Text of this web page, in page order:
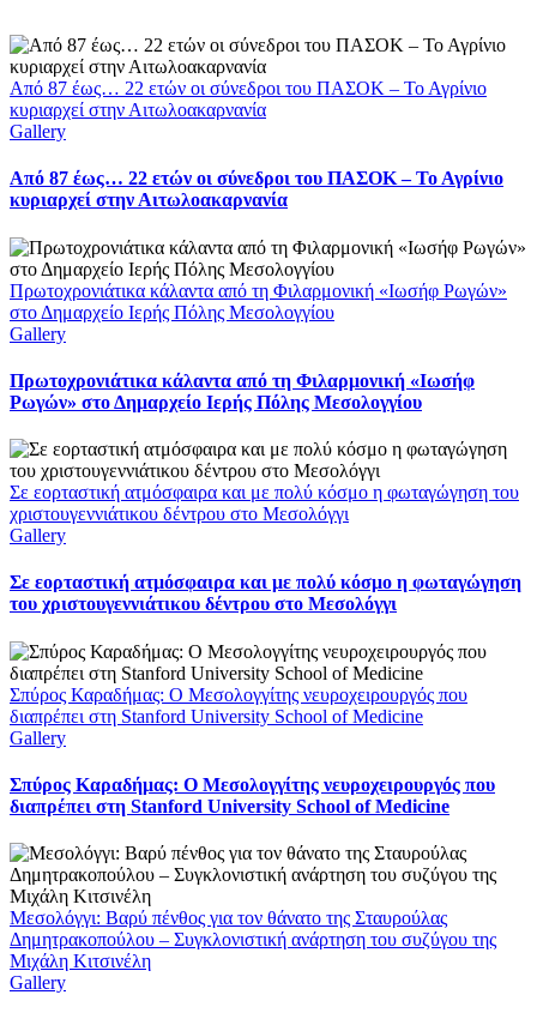
Από 87 έως… 22 ετών οι σύνεδροι του ΠΑΣΟΚ – Το Αγρίνιο
κυριαρχεί στην Αιτωλοακαρνανία
Gallery
Από 87 έως… 22 ετών οι σύνεδροι του ΠΑΣΟΚ – Το Αγρίνιο
κυριαρχεί στην Αιτωλοακαρνανία
Πρωτοχρονιάτικα κάλαντα από τη Φιλαρμονική «Ιωσήφ Ρωγών»
στο Δημαρχείο Ιερής Πόλης Μεσολογγίου
Gallery
Πρωτοχρονιάτικα κάλαντα από τη Φιλαρμονική «Ιωσήφ
Ρωγών» στο Δημαρχείο Ιερής Πόλης Μεσολογγίου
Σε εορταστική ατμόσφαιρα και με πολύ κόσμο η φωταγώγηση του
χριστουγεννιάτικου δέντρου στο Μεσολόγγι
Gallery
Σε εορταστική ατμόσφαιρα και με πολύ κόσμο η φωταγώγηση
του χριστουγεννιάτικου δέντρου στο Μεσολόγγι
Σπύρος Καραδήμας: Ο Μεσολογγίτης νευροχειρουργός που
διαπρέπει στη Stanford University School of Medicine
Gallery
Σπύρος Καραδήμας: Ο Μεσολογγίτης νευροχειρουργός που
διαπρέπει στη Stanford University School of Medicine
Μεσολόγγι: Βαρύ πένθος για τον θάνατο της Σταυρούλας
Δημητρακοπούλου – Συγκλονιστική ανάρτηση του συζύγου της
Μιχάλη Κιτσινέλη
Gallery